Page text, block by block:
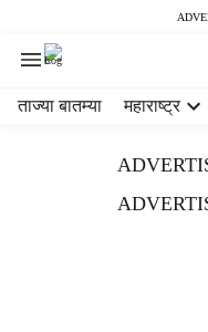
ताज्या बातम्या महाराष्ट्र